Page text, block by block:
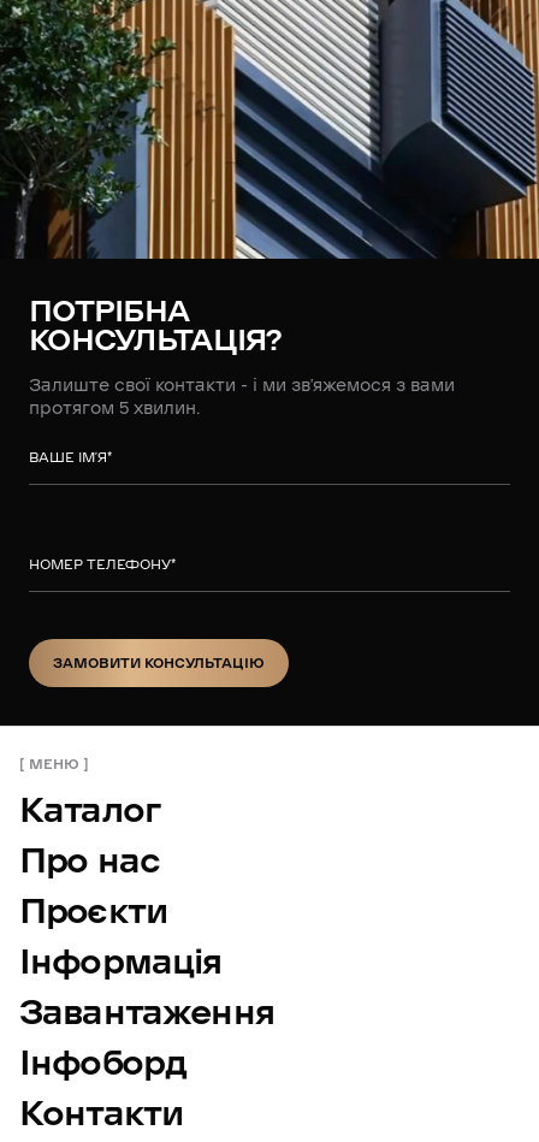
ПОТРІБНА
КОНСУЛЬТАЦІЯ?
Залиште свої контакти - і ми зв’яжемося з вами
протягом 5 хвилин.
ВАШЕ ІМ’Я*
НОМЕР ТЕЛЕФОНУ*
ЗАМОВИТИ КОНСУЛЬТАЦІЮ
МЕНЮ
Каталог
Про нас
Проєкти
Інформація
Завантаження
Інфоборд
Контакти